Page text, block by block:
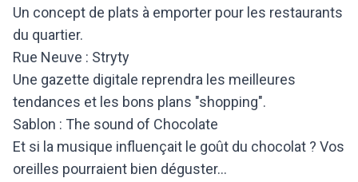
Un concept de plats à emporter pour les restaurants
du quartier.
Rue Neuve : Stryty
Une gazette digitale reprendra les meilleures
tendances et les bons plans "shopping".
Sablon : The sound of Chocolate
Et si la musique influençait le goût du chocolat ? Vos
oreilles pourraient bien déguster...